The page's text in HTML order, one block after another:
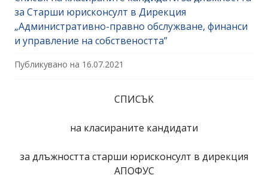
за Старши юрисконсулт в Дирекция
„Административно-правно обслужване, финанси
и управление на собствеността”
Публикувано на 16.07.2021
СПИСЪК
на класираните кандидати
за длъжността старши юрисконсулт в дирекция
АПОФУС